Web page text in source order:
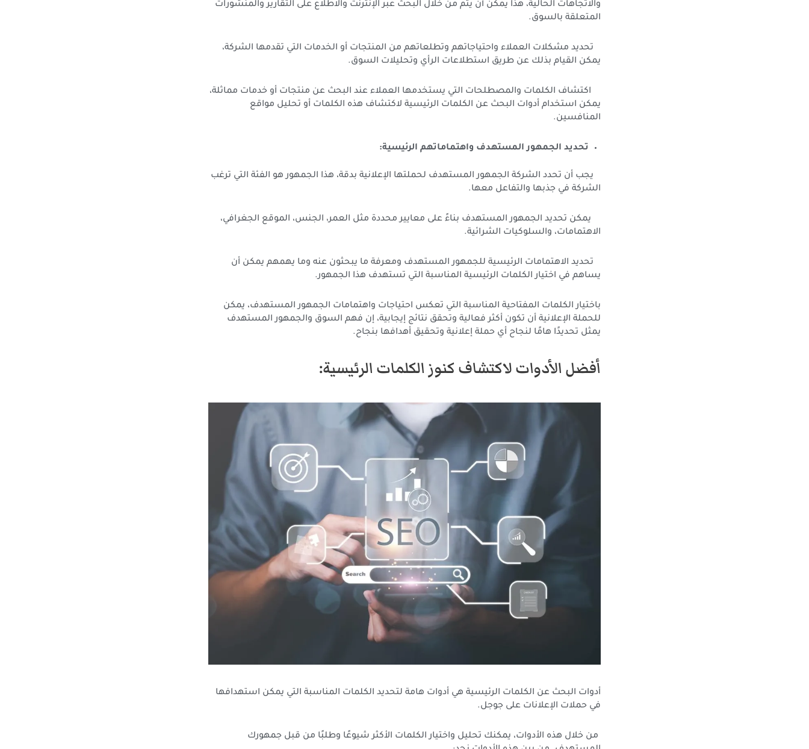
والاتجاهات الحالية، هذا يمكن أن يتم من خلال البحث عبر الإنترنت والاطلاع على التقارير والمنشورات
المتعلقة بالسوق.
تحديد مشكلات العملاء واحتياجاتهم وتطلعاتهم من المنتجات أو الخدمات التي تقدمها الشركة،
يمكن القيام بذلك عن طريق استطلاعات الرأي وتحليلات السوق.
اكتشاف الكلمات والمصطلحات التي يستخدمها العملاء عند البحث عن منتجات أو خدمات مماثلة،
يمكن استخدام أدوات البحث عن الكلمات الرئيسية لاكتشاف هذه الكلمات أو تحليل مواقع
المنافسين.
تحديد الجمهور المستهدف واهتماماتهم الرئيسية:
يجب أن تحدد الشركة الجمهور المستهدف لحملتها الإعلانية بدقة، هذا الجمهور هو الفئة التي ترغب
الشركة في جذبها والتفاعل معها.
يمكن تحديد الجمهور المستهدف بناءً على معايير محددة مثل العمر، الجنس، الموقع الجغرافي،
الاهتمامات، والسلوكيات الشرائية.
تحديد الاهتمامات الرئيسية للجمهور المستهدف ومعرفة ما يبحثون عنه وما يهمهم يمكن أن
يساهم في اختيار الكلمات الرئيسية المناسبة التي تستهدف هذا الجمهور.
باختيار الكلمات المفتاحية المناسبة التي تعكس احتياجات واهتمامات الجمهور المستهدف، يمكن
للحملة الإعلانية أن تكون أكثر فعالية وتحقق نتائج إيجابية، إن فهم السوق والجمهور المستهدف
يمثل تحديدًا هامًا لنجاح أي حملة إعلانية وتحقيق أهدافها بنجاح.
أفضل الأدوات لاكتشاف كنوز الكلمات الرئيسية:
أدوات البحث عن الكلمات الرئيسية هي أدوات هامة لتحديد الكلمات المناسبة التي يمكن استهدافها
في حملات الإعلانات على جوجل.
من خلال هذه الأدوات، يمكنك تحليل واختيار الكلمات الأكثر شيوعًا وطلبًا من قبل جمهورك